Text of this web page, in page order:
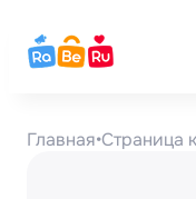
Главная•Страница